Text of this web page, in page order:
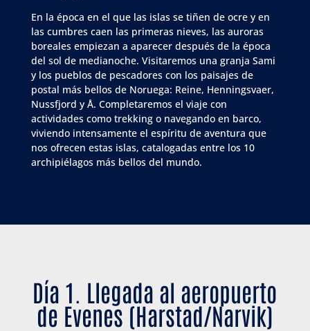
En la época en el que las islas se tiñen de ocre y en
las cumbres caen las primeras nieves, las auroras
boreales empiezan a aparecer después de la época
del sol de medianoche. Visitaremos una granja Sami
y los pueblos de pescadores con los paisajes de
postal más bellos de Noruega: Reine, Henningsvaer,
Nussfjord y Å. Completaremos el viaje con
actividades como trekking o navegando en barco,
viviendo intensamente el espíritu de aventura que
nos ofrecen estas islas, catalogadas entre los 10
archipiélagos más bellos del mundo.
Día 1. Llegada al aeropuerto
de Evenes (Harstad/Narvik)